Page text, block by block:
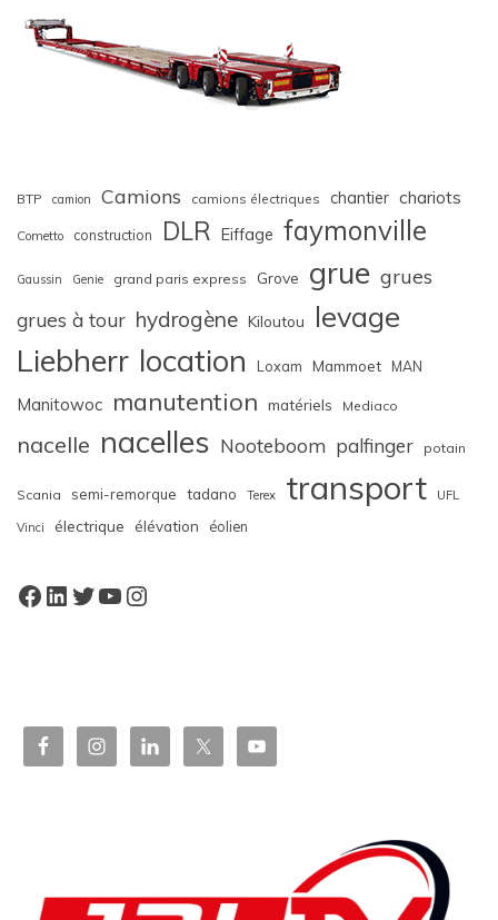
BTP camion Camions camions électriques chantier chariots
Cometto construction DLR Eiffage faymonville
Gaussin Genie grand paris express Grove grue grues
grues à tour hydrogène Kiloutou levage
Liebherr location Loxam Mammoet MAN
Manitowoc manutention matériels Mediaco
nacelle nacelles Nooteboom palfinger potain
Scania semi-remorque tadano Terex transport UFL
Vinci électrique élévation éolien
Facebook
LinkedIn
Twitter
YouTube
Instagram